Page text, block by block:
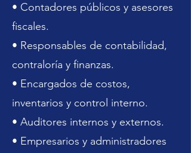
• Contadores públicos y asesores
fiscales.
• Responsables de contabilidad,
contraloría y finanzas.
• Encargados de costos,
inventarios y control interno.
• Auditores internos y externos.
• Empresarios y administradores